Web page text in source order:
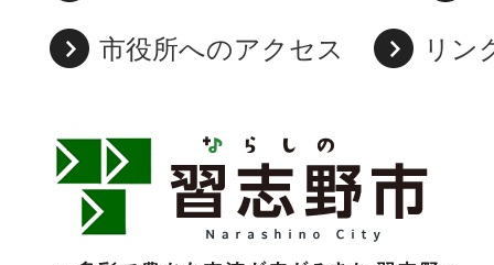
市役所へのアクセス
リン
習
志
野